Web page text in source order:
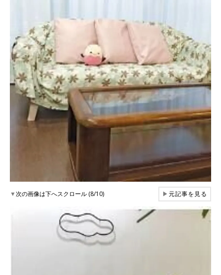
▼次の画像は下へスクロール (8/10) ▶元記事を見る